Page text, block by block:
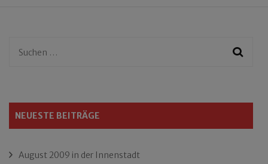
Suchen
NEUESTE BEITRÄGE
August 2009 in der Innenstadt